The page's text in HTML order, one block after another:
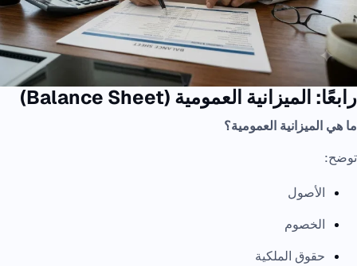
رابعًا: الميزانية العمومية (Balance Sheet)
ما هي الميزانية العمومية؟
توضح:
الأصول
الخصوم
حقوق الملكية